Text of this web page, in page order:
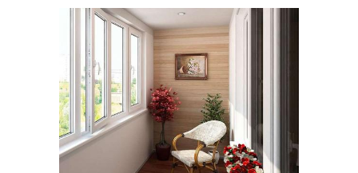
Окна для террас
Окна на лоджию
Раздвижные
конструкции